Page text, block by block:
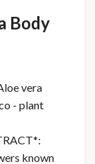
Body
vera
- plant
known